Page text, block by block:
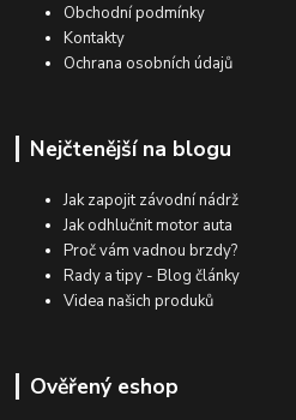
Obchodní podmínky
Kontakty
Ochrana osobních údajů
Nejčtenější na blogu
Jak zapojit závodní nádrž
Jak odhlučnit motor auta
Proč vám vadnou brzdy?
Rady a tipy - Blog články
Videa našich produků
Ověřený eshop